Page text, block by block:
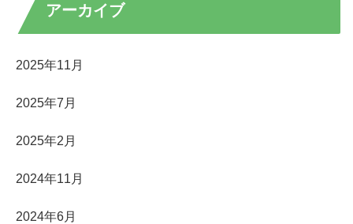
アーカイブ
2025年11月
2025年7月
2025年2月
2024年11月
2024年6月